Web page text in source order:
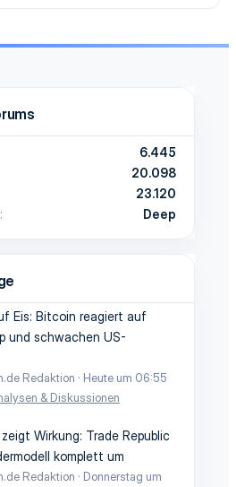
6.445
20.098
23.120
Deep
Eis: Bitcoin reagiert auf
und schwachen US-
Redaktion
Heute um 06:55
& Diskussionen
Wirkung: Trade Republic
komplett um
Redaktion
Donnerstag um